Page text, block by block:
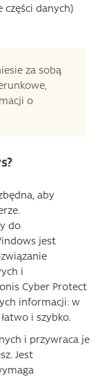
części danych)
za sobą
o
aby
do
jest
i
Cyber Protect
informacji: w
i szybko.
i przywraca je
Jest